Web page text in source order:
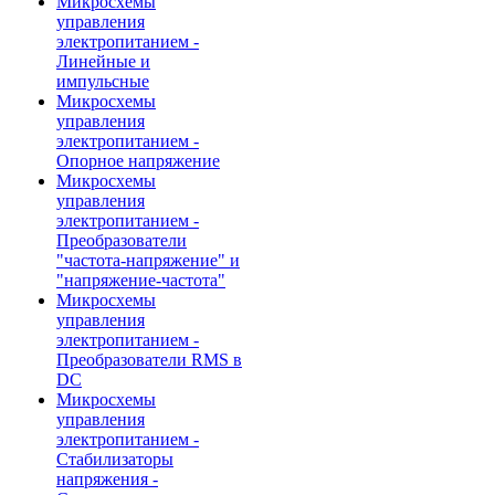
управления
электропитанием -
Линейные и
импульсные
Микросхемы
управления
электропитанием -
Опорное напряжение
Микросхемы
управления
электропитанием -
Преобразователи
"частота-напряжение" и
"напряжение-частота"
Микросхемы
управления
электропитанием -
Преобразователи RMS в
DC
Микросхемы
управления
электропитанием -
Стабилизаторы
напряжения -